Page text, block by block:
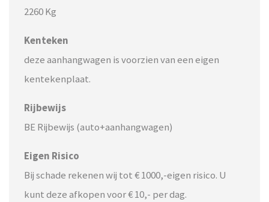
2260 Kg
Kenteken
deze aanhangwagen is voorzien van een eigen
kentekenplaat.
Rijbewijs
BE Rijbewijs (auto+aanhangwagen)
Eigen Risico
Bij schade rekenen wij tot € 1000,-eigen risico. U
kunt deze afkopen voor € 10,- per dag.